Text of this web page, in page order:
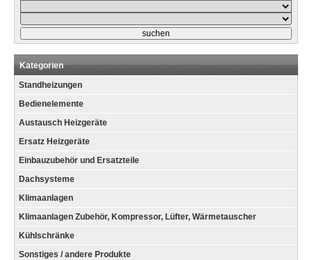
Kategorien
Standheizungen
Bedienelemente
Austausch Heizgeräte
Ersatz Heizgeräte
Einbauzubehör und Ersatzteile
Dachsysteme
Klimaanlagen
Klimaanlagen Zubehör, Kompressor, Lüfter, Wärmetauscher
Kühlschränke
Sonstiges / andere Produkte